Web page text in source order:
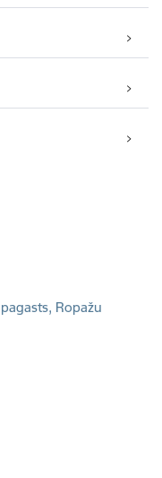
Ropažu